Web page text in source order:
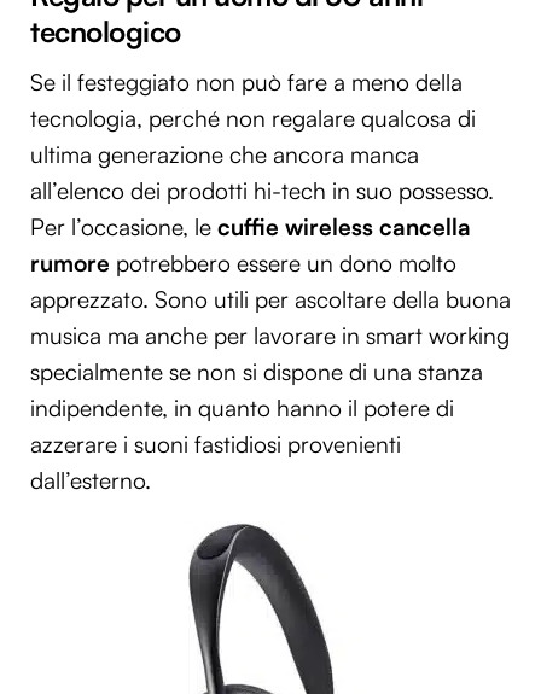
tecnologico
Se il festeggiato non può fare a meno della
tecnologia, perché non regalare qualcosa di
ultima generazione che ancora manca
all’elenco dei prodotti hi-tech in suo possesso.
Per l’occasione, le cuffie wireless cancella
rumore potrebbero essere un dono molto
apprezzato. Sono utili per ascoltare della buona
musica ma anche per lavorare in smart working
specialmente se non si dispone di una stanza
indipendente, in quanto hanno il potere di
azzerare i suoni fastidiosi provenienti
dall’esterno.